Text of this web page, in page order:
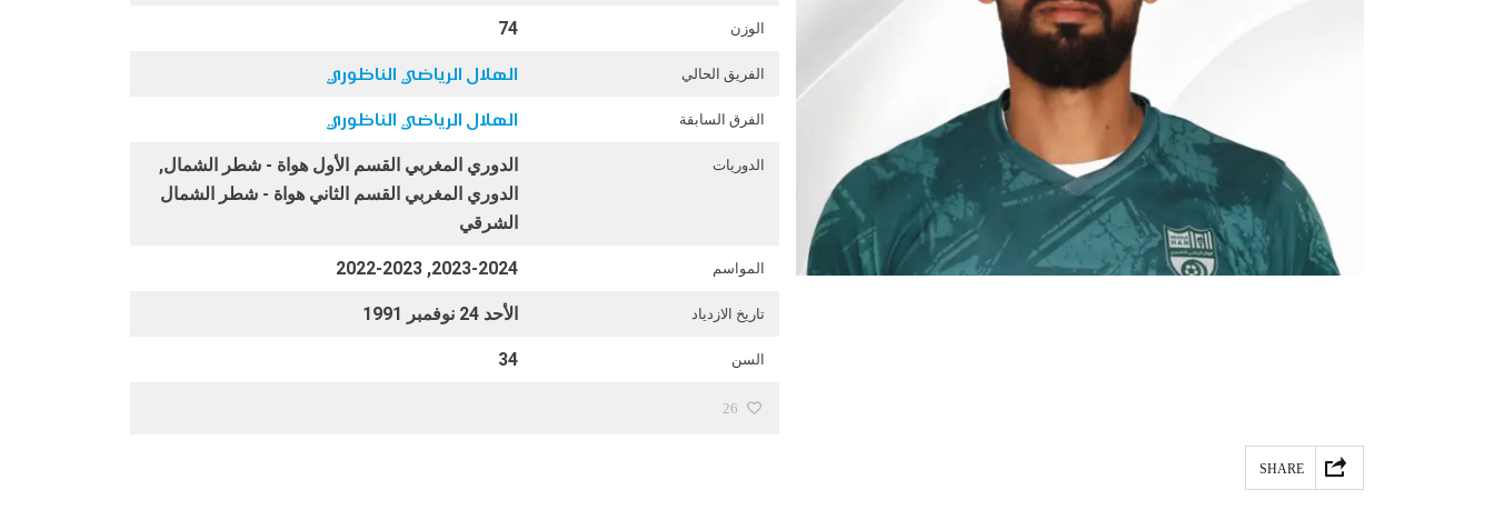
الوزن 74
الفريق الحالي الهلال الرياضي الناظوري
الفرق السابقة الهلال الرياضي الناظوري
الدوريات
الدوري المغربي القسم الأول هواة - شطر الشمال,
الدوري المغربي القسم الثاني هواة - شطر الشمال
الشرقي
المواسم 2023-2024, 2022-2023
تاريخ الازدياد الأحد 24 نوفمبر 1991
السن 34
26
SHARE